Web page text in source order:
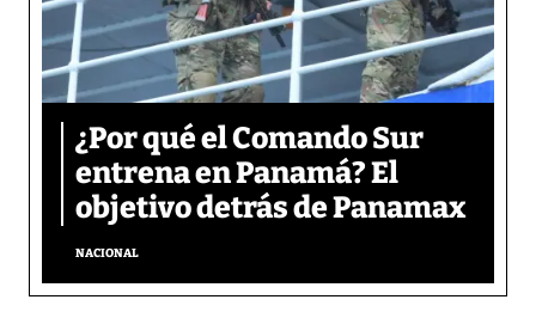
¿Por qué el Comando Sur
entrena en Panamá? El
objetivo detrás de Panamax
NACIONAL